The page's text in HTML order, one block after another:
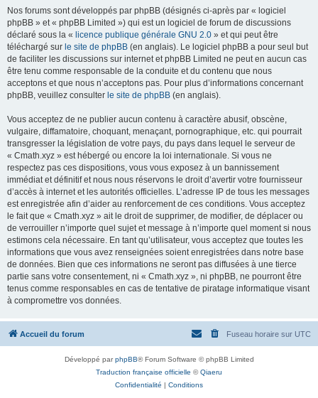
Nos forums sont développés par phpBB (désignés ci-après par « logiciel
phpBB » et « phpBB Limited ») qui est un logiciel de forum de discussions
déclaré sous la « licence publique générale GNU 2.0 » et qui peut être
téléchargé sur le site de phpBB (en anglais). Le logiciel phpBB a pour seul but
de faciliter les discussions sur internet et phpBB Limited ne peut en aucun cas
être tenu comme responsable de la conduite et du contenu que nous
acceptons et que nous n’acceptons pas. Pour plus d’informations concernant
phpBB, veuillez consulter le site de phpBB (en anglais).
Vous acceptez de ne publier aucun contenu à caractère abusif, obscène,
vulgaire, diffamatoire, choquant, menaçant, pornographique, etc. qui pourrait
transgresser la législation de votre pays, du pays dans lequel le serveur de
« Cmath.xyz » est hébergé ou encore la loi internationale. Si vous ne
respectez pas ces dispositions, vous vous exposez à un bannissement
immédiat et définitif et nous nous réservons le droit d’avertir votre fournisseur
d’accès à internet et les autorités officielles. L’adresse IP de tous les messages
est enregistrée afin d’aider au renforcement de ces conditions. Vous acceptez
le fait que « Cmath.xyz » ait le droit de supprimer, de modifier, de déplacer ou
de verrouiller n’importe quel sujet et message à n’importe quel moment si nous
estimons cela nécessaire. En tant qu’utilisateur, vous acceptez que toutes les
informations que vous avez renseignées soient enregistrées dans notre base
de données. Bien que ces informations ne seront pas diffusées à une tierce
partie sans votre consentement, ni « Cmath.xyz », ni phpBB, ne pourront être
tenus comme responsables en cas de tentative de piratage informatique visant
à compromettre vos données.
Accueil du forum Fuseau horaire sur UTC
Développé parphpBB® Forum Software © phpBB Limited
Traduction française officielle ©Qiaeru
Confidentialité | Conditions